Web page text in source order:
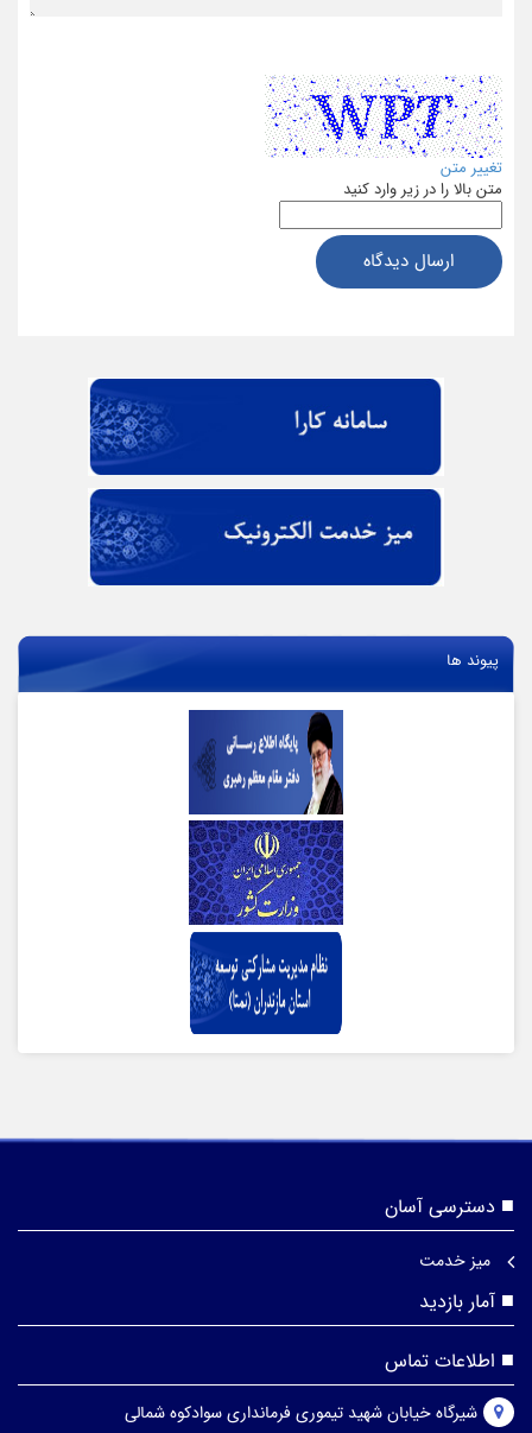
تغییر متن
متن بالا را در زیر وارد کنید
ارسال دیدگاه
پیوند ها
دسترسی آسان
میز خدمت
آمار بازدید
اطلاعات تماس
شیرگاه خیابان شهید تیموری فرمانداری سوادکوه شمالی